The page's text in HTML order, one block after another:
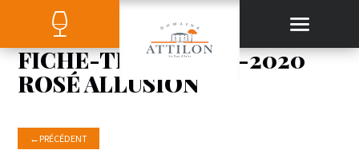
FICHE-TECHNIQUE-2020
ROSÉ ALLUSION
← PRÉCÉDENT